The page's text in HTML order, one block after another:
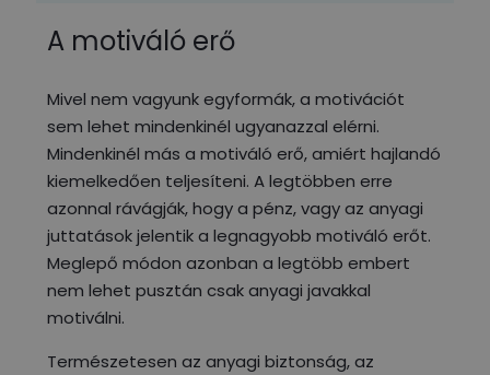
A motiváló erő
Mivel nem vagyunk egyformák, a motivációt
sem lehet mindenkinél ugyanazzal elérni.
Mindenkinél más a motiváló erő, amiért hajlandó
kiemelkedően teljesíteni. A legtöbben erre
azonnal rávágják, hogy a pénz, vagy az anyagi
juttatások jelentik a legnagyobb motiváló erőt.
Meglepő módon azonban a legtöbb embert
nem lehet pusztán csak anyagi javakkal
motiválni.
Természetesen az anyagi biztonság, az